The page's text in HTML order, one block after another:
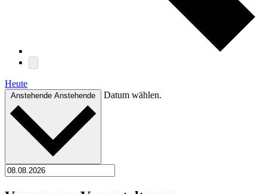
Heute
Anstehende Anstehende Datum wählen.